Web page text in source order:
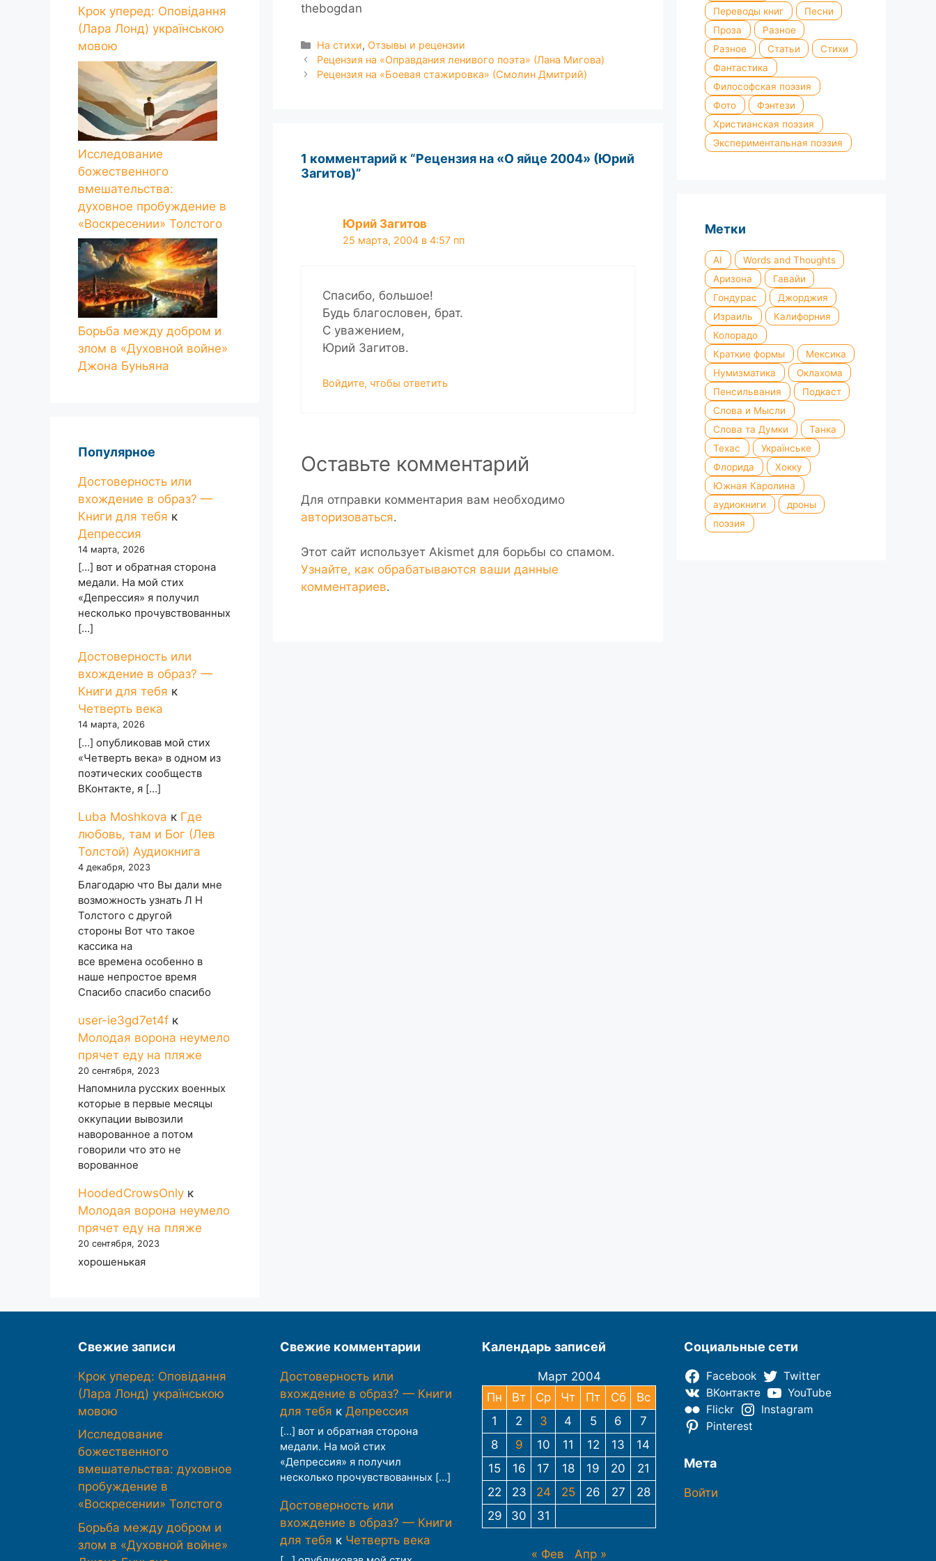
thebogdan
Рубрики
На стихи, Отзывы и рецензии
Рецензия на «Оправдания ленивого поэта» (Лана Мигова)
Рецензия на «Боевая стажировка» (Смолин Дмитрий)
1 комментарий к “Рецензия на «О яйце 2004» (Юрий
Загитов)”
Юрий Загитов
25 марта, 2004 в 4:57 пп
Спасибо, большое!
Будь благословен, брат.
С уважением,
Юрий Загитов.
Войдите, чтобы ответить
Оставьте комментарий
Для отправки комментария вам необходимо
авторизоваться.
Этот сайт использует Akismet для борьбы со спамом.
Узнайте, как обрабатываются ваши данные
комментариев.
Крок уперед: Оповідання
(Лара Лонд) українською
мовою
Исследование
божественного
вмешательства:
духовное пробуждение в
«Воскресении» Толстого
Борьба между добром и
злом в «Духовной войне»
Джона Буньяна
Популярное
Достоверность или
вхождение в образ? —
Книги для тебя к
Депрессия
14 марта, 2026
[…] вот и обратная сторона
медали. На мой стих
«Депрессия» я получил
несколько прочувствованных
[…]
Достоверность или
вхождение в образ? —
Книги для тебя к
Четверть века
14 марта, 2026
[…] опубликовав мой стих
«Четверть века» в одном из
поэтических сообществ
ВКонтакте, я […]
Luba Moshkova к Где
любовь, там и Бог (Лев
Толстой) Аудиокнига
4 декабря, 2023
Благодарю что Вы дали мне
возможность узнать Л Н
Толстого с другой
стороны Вот что такое
кассика на
все времена особенно в
наше непростое время
Спасибо спасибо спасибо
user-ie3gd7et4f к
Молодая ворона неумело
прячет еду на пляже
20 сентября, 2023
Напомнила русских военных
которые в первые месяцы
оккупации вывозили
наворованное а потом
говорили что это не
ворованное
HoodedCrowsOnly к
Молодая ворона неумело
прячет еду на пляже
20 сентября, 2023
хорошенькая
Переводы книг
Песни
Проза
Разное
Разное
Статьи
Стихи
Фантастика
Философская поэзия
Фото
Фэнтези
Христианская поэзия
Экспериментальная поэзия
Метки
AI
Words and Thoughts
Аризона
Гавайи
Гондурас
Джорджия
Израиль
Калифорния
Колорадо
Краткие формы
Мексика
Нумизматика
Оклахома
Пенсильвания
Подкаст
Слова и Мысли
Слова та Думки
Танка
Техас
Українське
Флорида
Хокку
Южная Каролина
аудиокниги
дроны
поэзия
Свежие записи
Крок уперед: Оповідання
(Лара Лонд) українською
мовою
Исследование
божественного
вмешательства: духовное
пробуждение в
«Воскресении» Толстого
Борьба между добром и
злом в «Духовной войне»
Свежие комментарии
Достоверность или
вхождение в образ? — Книги
для тебя к Депрессия
[…] вот и обратная сторона
медали. На мой стих
«Депрессия» я получил
несколько прочувствованных […]
Достоверность или
вхождение в образ? — Книги
для тебя к Четверть века
Календарь записей
Март 2004
Пн
Вт Ср Чт Пт Сб
Вс
1
2 3 4 5 6
7
8
9 10 11 12 13
14
15
16 17 18 19 20
21
22
23 24 25 26 27
28
29
30 31
« Фев Апр »
Социальные сети
Facebook
Twitter
ВКонтакте
YouTube
Flickr
Instagram
Pinterest
Мета
Войти